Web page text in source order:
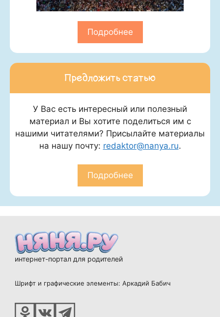
Подробнее
Предложить статью
У Вас есть интересный или полезный
материал и Вы хотите поделиться им с
нашими читателями? Присылайте материалы
на нашу почту: redaktor@nanya.ru.
Подробнее
интернет-портал для родителей
Шрифт и графические элементы: Аркадий Бабич